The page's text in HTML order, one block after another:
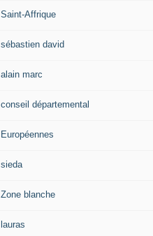
Saint-Affrique
sébastien david
alain marc
conseil départemental
Européennes
sieda
Zone blanche
lauras